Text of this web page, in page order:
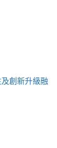
創新升級融